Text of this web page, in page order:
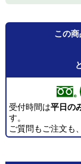
この
受付時間は平日の
す。
ご質問もご注文も